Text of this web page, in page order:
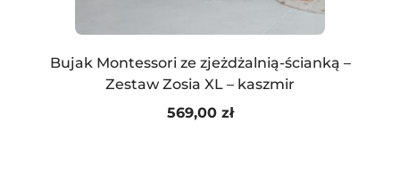
Bujak Montessori ze zjeżdżalnią-ścianką –
Zestaw Zosia XL – kaszmir
569,00 zł